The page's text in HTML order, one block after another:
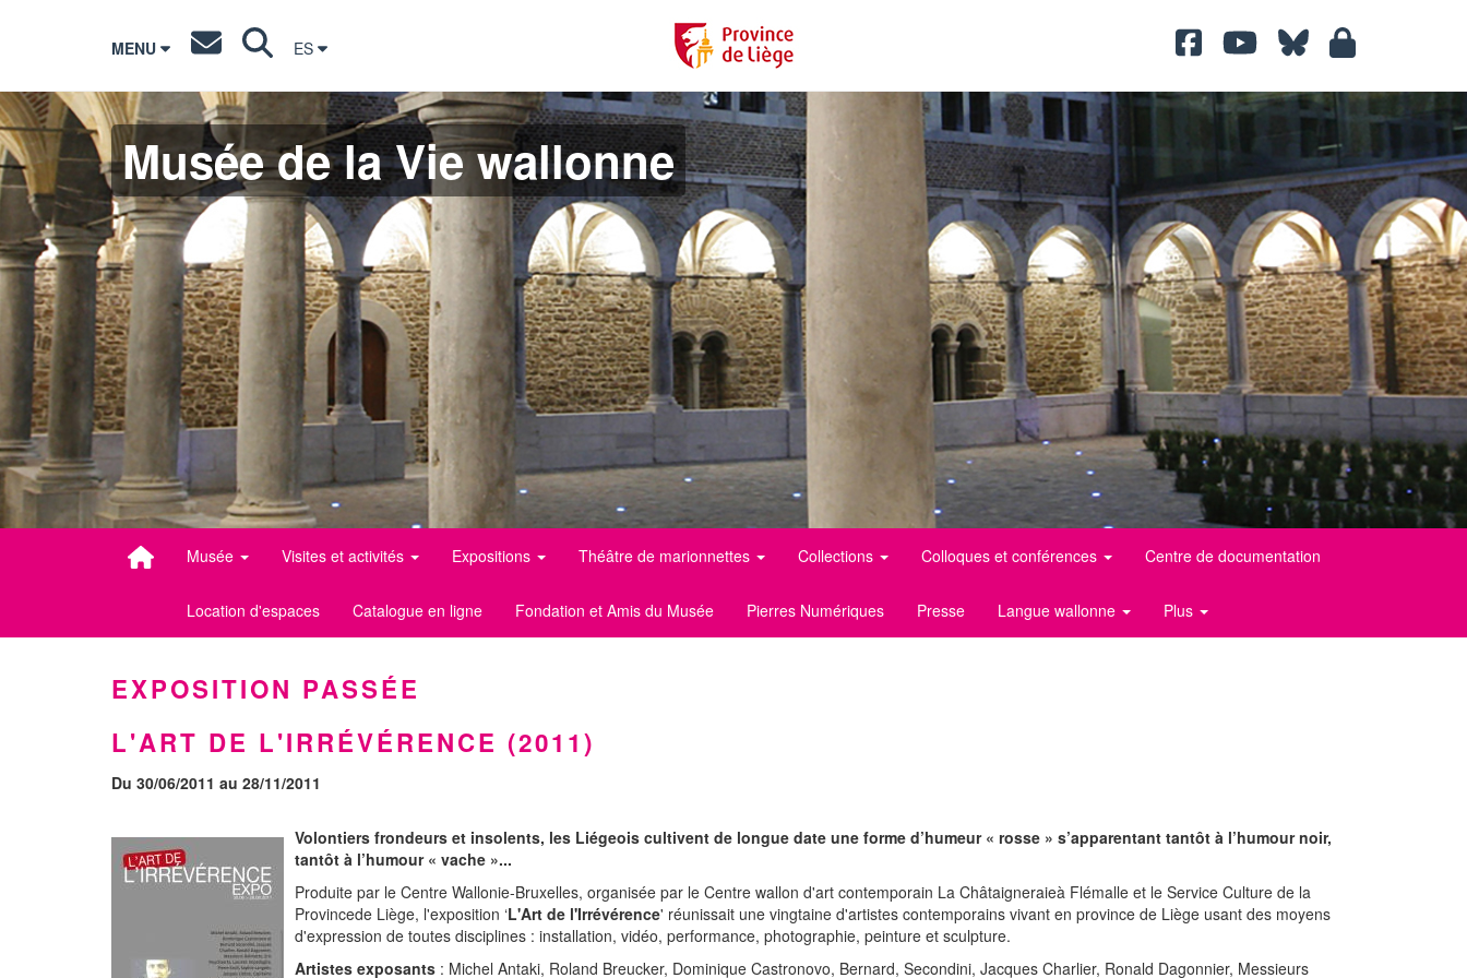
MENU ES
Musée de la Vie wallonne
Musée Visites et activités Expositions Théâtre de marionnettes Collections Colloques et conférences Centre de documentation
Location d'espaces Catalogue en ligne Fondation et Amis du Musée Pierres Numériques Presse Langue wallonne Plus
EXPOSITION PASSÉE
L'ART DE L'IRRÉVÉRENCE (2011)
Du 30/06/2011 au 28/11/2011
Volontiers frondeurs et insolents, les Liégeois cultivent de longue date une forme d’humeur « rosse » s’apparentant tantôt à l’humour noir,
tantôt à l’humour « vache »...
Produite par le Centre Wallonie-Bruxelles, organisée par le Centre wallon d'art contemporain La Châtaigneraieà Flémalle et le Service Culture de la
Provincede Liège, l'exposition ‘L'Art de l'Irrévérence' réunissait une vingtaine d'artistes contemporains vivant en province de Liège usant des moyens
d'expression de toutes disciplines : installation, vidéo, performance, photographie, peinture et sculpture.
Artistes exposants : Michel Antaki, Roland Breucker, Dominique Castronovo, Bernard, Secondini, Jacques Charlier, Ronald Dagonnier, Messieurs